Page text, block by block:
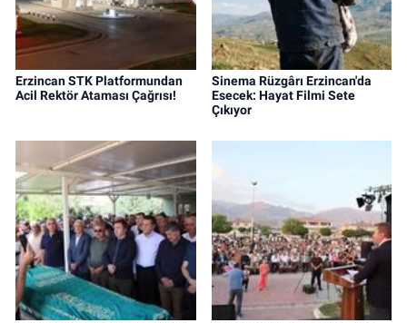
Erzincan STK Platformundan
Acil Rektör Ataması Çağrısı!
Sinema Rüzgârı Erzincan'da
Esecek: Hayat Filmi Sete
Çıkıyor